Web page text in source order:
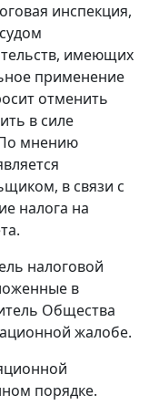
инспекция,
имеющих
применение
отменить
в силе
мнению
в связи с
налога на
налоговой
в
Общества
жалобе.
порядке.